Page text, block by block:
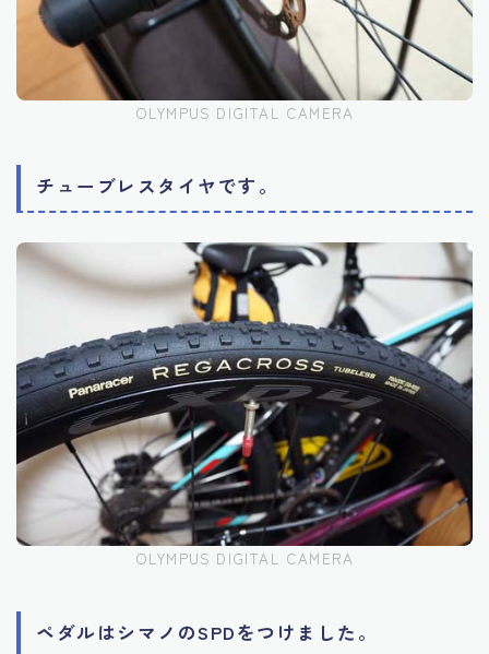
OLYMPUS DIGITAL CAMERA
チューブレスタイヤです。
OLYMPUS DIGITAL CAMERA
ペダルはシマノのSPDをつけました。